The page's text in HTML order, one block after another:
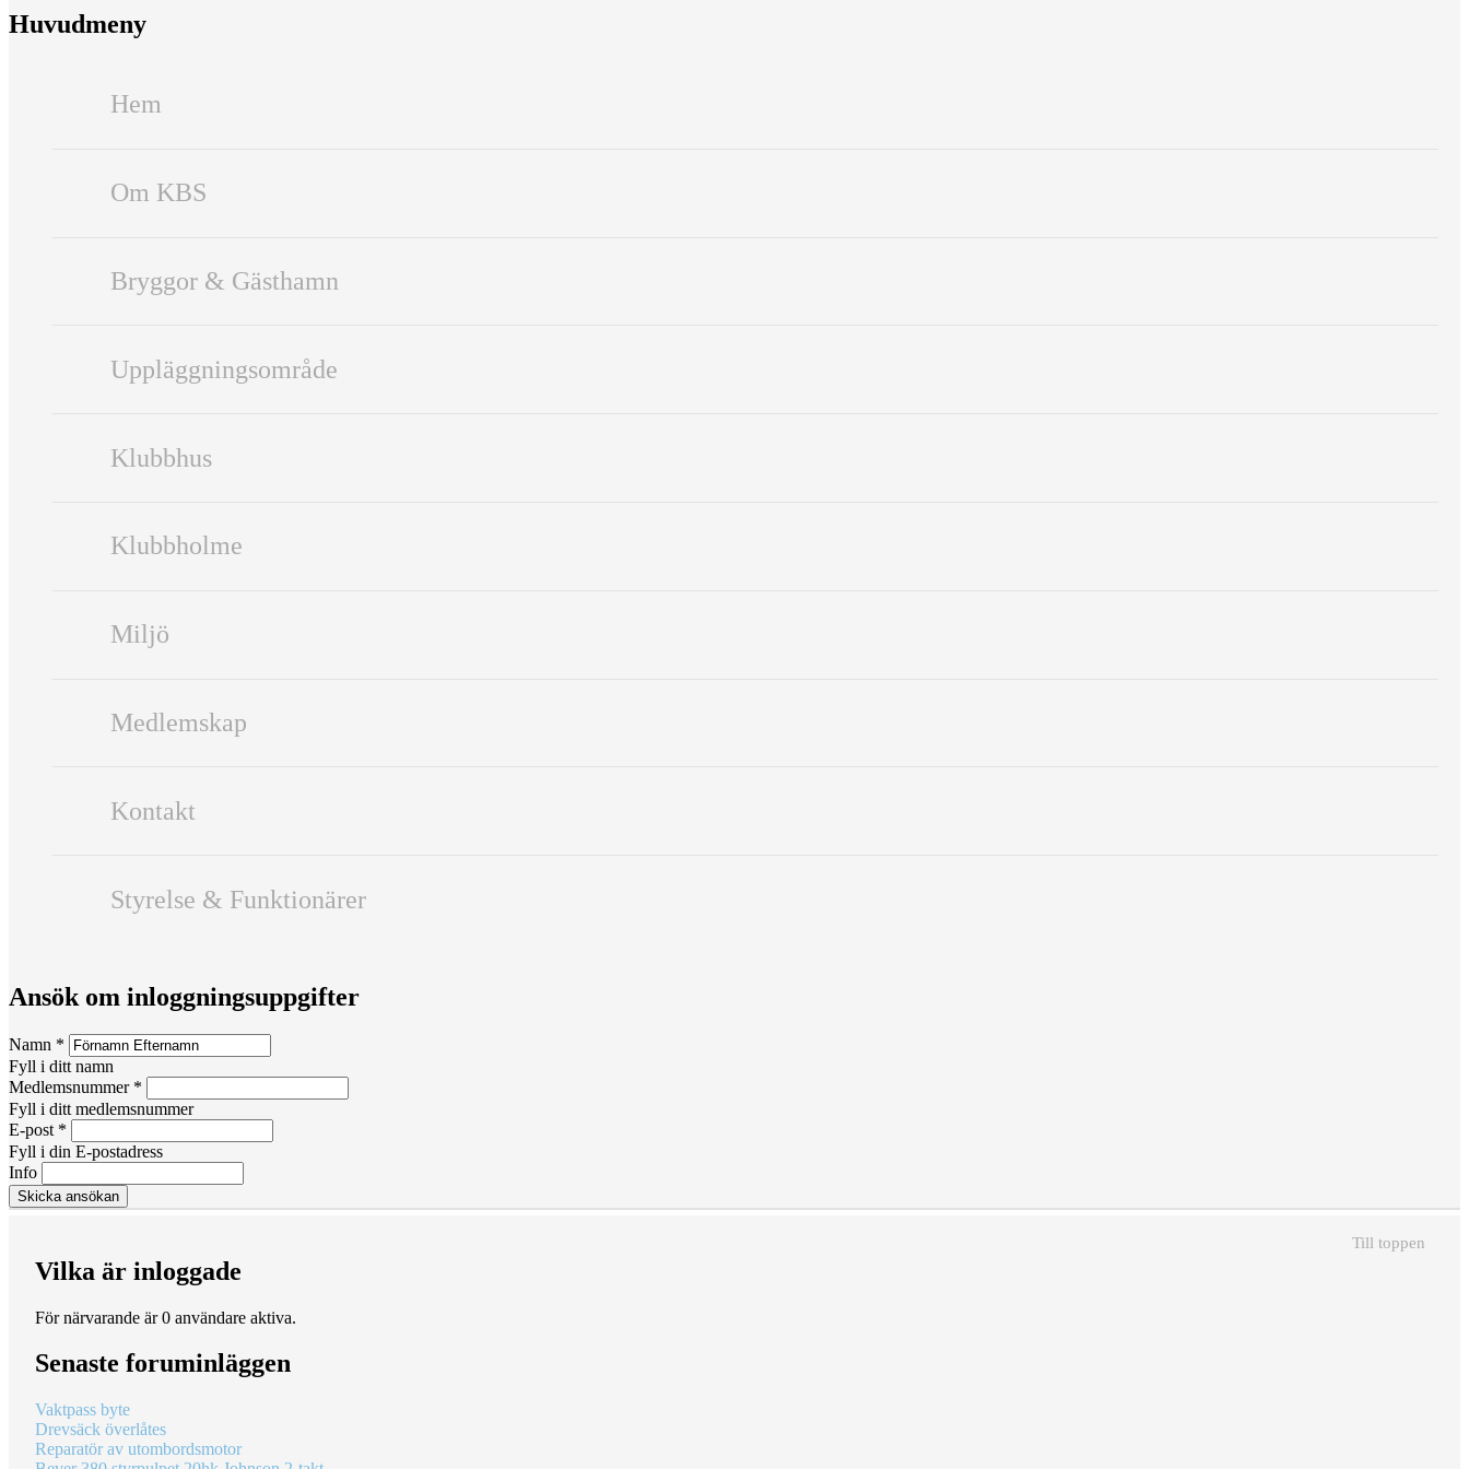
Huvudmeny
Hem
Om KBS
Bryggor & Gästhamn
Uppläggningsområde
Klubbhus
Klubbholme
Miljö
Medlemskap
Kontakt
Styrelse & Funktionärer
Ansök om inloggningsuppgifter
Namn *
Fyll i ditt namn
Medlemsnummer *
Fyll i ditt medlemsnummer
E-post *
Fyll i din E-postadress
Info
Till toppen
Vilka är inloggade
För närvarande är 0 användare aktiva.
Senaste foruminläggen
Vaktpass byte
Drevsäck överlåtes
Reparatör av utombordsmotor